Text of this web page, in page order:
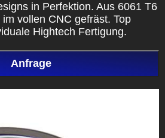
in Perfektion. Aus 6061 T6
vollen CNC gefräst. Top
Hightech Fertigung.
Anfrage